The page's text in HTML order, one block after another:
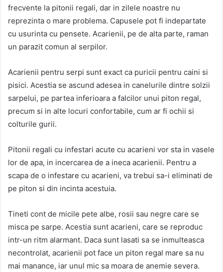
frecvente la pitonii regali, dar in zilele noastre nu
reprezinta o mare problema. Capusele pot fi indepartate
cu usurinta cu pensete. Acarienii, pe de alta parte, raman
un parazit comun al serpilor.
Acarienii pentru serpi sunt exact ca puricii pentru caini si
pisici. Acestia se ascund adesea in canelurile dintre solzii
sarpelui, pe partea inferioara a falcilor unui piton regal,
precum si in alte locuri confortabile, cum ar fi ochii si
colturile gurii.
Pitonii regali cu infestari acute cu acarieni vor sta in vasele
lor de apa, in incercarea de a ineca acarienii. Pentru a
scapa de o infestare cu acarieni, va trebui sa-i eliminati de
pe piton si din incinta acestuia.
Tineti cont de micile pete albe, rosii sau negre care se
misca pe sarpe. Acestia sunt acarieni, care se reproduc
intr-un ritm alarmant. Daca sunt lasati sa se inmulteasca
necontrolat, acarienii pot face un piton regal mare sa nu
mai manance, iar unul mic sa moara de anemie severa.